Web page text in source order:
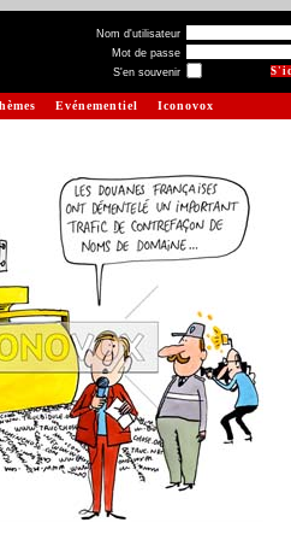
Nom d'utilisateur
Mot de passe
S'en souvenir
Evénementiel Iconovox